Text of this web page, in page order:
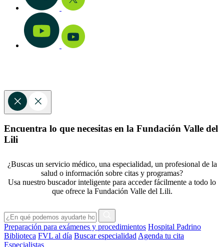
Encuentra lo que necesitas en la Fundación Valle del
Lili
¿Buscas un servicio médico, una especialidad, un profesional de la
salud o información sobre citas y programas?
Usa nuestro buscador inteligente para acceder fácilmente a todo lo
que ofrece la Fundación Valle del Lili.
Preparación para exámenes y procedimientos Hospital Padrino
Biblioteca FVL al día Buscar especialidad Agenda tu cita
Especialistas